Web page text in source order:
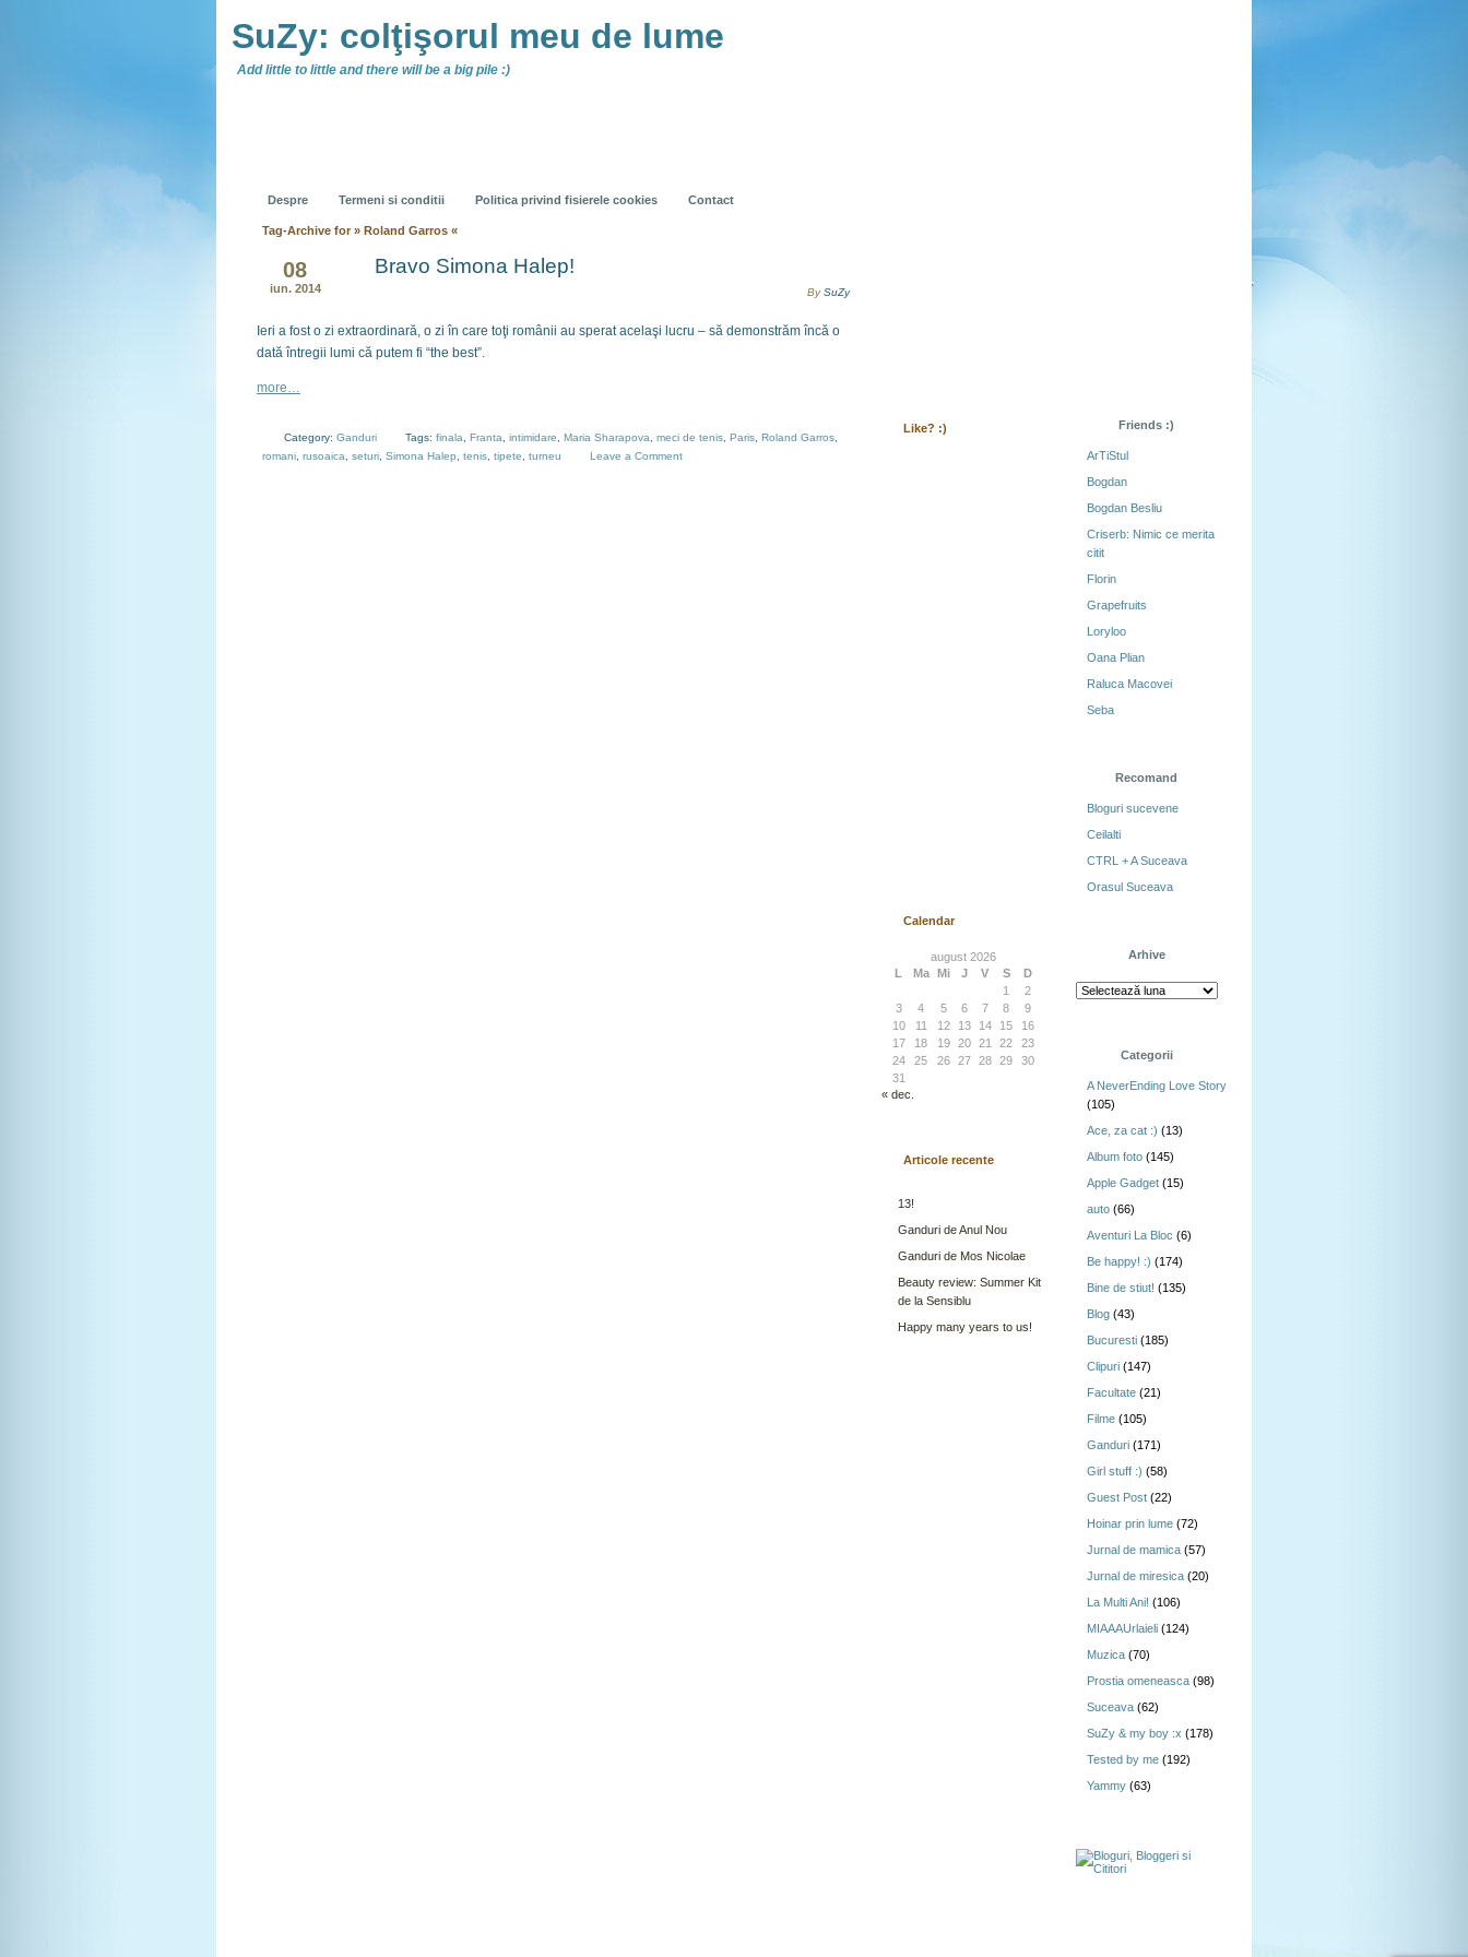
SuZy: colţişorul meu de lume
Add little to little and there will be a big pile :)
Despre Termeni si conditii Politica privind fisierele cookies Contact
Tag-Archive for » Roland Garros «
08
iun. 2014
Bravo Simona Halep!
BySuZy
Ieri a fost o zi extraordinară, o zi în care toţi românii au sperat acelaşi lucru – să demonstrăm încă o
dată întregii lumi că putem fi “the best”.
more…
Category: Ganduri Tags: finala Franta intimidare Maria Sharapova meci de tenis Paris Roland Garros
romani rusoaica seturi Simona Halep tenis tipete turneu Leave a Comment
Like? :)
Calendar
august 2026
L
Ma Mi J V S
D
1
2
3
4 5 6 7 8
9
10
11 12 13 14 15
16
17
18 19 20 21 22
23
24
25 26 27 28 29
30
31
« dec.
Articole recente
13!
Ganduri de Anul Nou
Ganduri de Mos Nicolae
Beauty review: Summer Kit
de la Sensiblu
Happy many years to us!
Friends :)
ArTiStul
Bogdan
Bogdan Besliu
Criserb: Nimic ce merita
citit
Florin
Grapefruits
Loryloo
Oana Plian
Raluca Macovei
Seba
Recomand
Bloguri sucevene
Ceilalti
CTRL + A Suceava
Orasul Suceava
Arhive
Categorii
A NeverEnding Love Story
(105)
Ace, za cat :) (13)
Album foto (145)
Apple Gadget (15)
auto (66)
Aventuri La Bloc (6)
Be happy! :) (174)
Bine de stiut! (135)
Blog (43)
Bucuresti (185)
Clipuri (147)
Facultate (21)
Filme (105)
Ganduri (171)
Girl stuff :) (58)
Guest Post (22)
Hoinar prin lume (72)
Jurnal de mamica (57)
Jurnal de miresica (20)
La Multi Ani! (106)
MIAAAUrlaieli (124)
Muzica (70)
Prostia omeneasca (98)
Suceava (62)
SuZy & my boy :x (178)
Tested by me (192)
Yammy (63)